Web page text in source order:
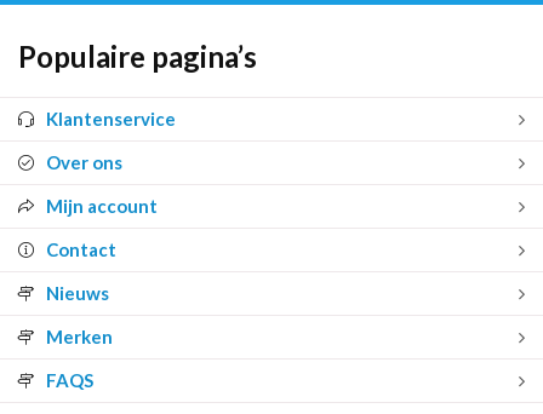
Populaire pagina’s
Klantenservice
Over ons
Mijn account
Contact
Nieuws
Merken
FAQS